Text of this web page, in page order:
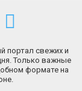
портал свежих и
Только важные
формате на